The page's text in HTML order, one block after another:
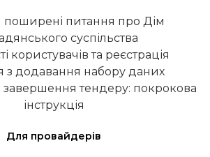
поширені питання про Дім
суспільства
користувачів та реєстрація
з додавання набору даних
тендеру: покрокова
інструкція
Для провайдерів